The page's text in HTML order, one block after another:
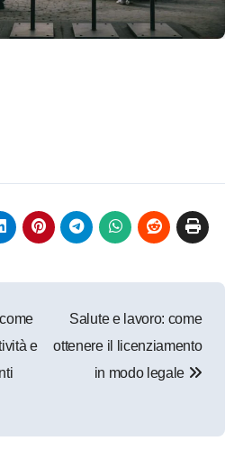
e
Salute e lavoro: come
ottenere il licenziamento
in modo legale